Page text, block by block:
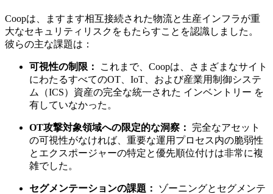
Coopは、ますます相互接続された物流と生産インフラが重
大なセキュリティリスクをもたらすことを認識しました。
彼らの主な課題は：
可視性の制限：
これまで、Coopは、さまざまなサイト
にわたるすべてのOT、IoT、および産業用制御システ
ム（ICS）資産の完全な統一された インベントリー を
有していなかった。
OT攻撃対象領域への限定的な洞察：
完全なアセット
の可視性がなければ、重要な運用プロセス内の脆弱性
とエクスポージャーの特定と優先順位付けは非常に複
雑でした。
セグメンテーションの課題：
ゾーニングとセグメンテ